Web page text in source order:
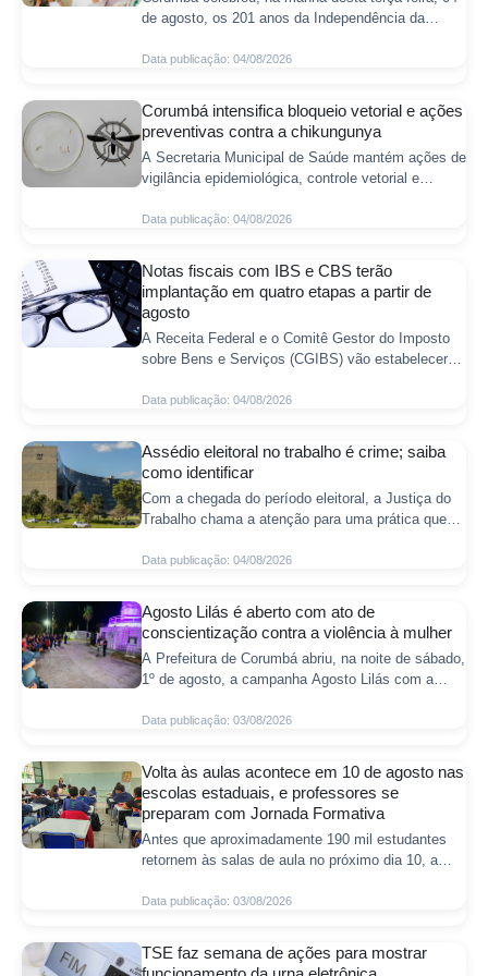
de agosto, os 201 anos da Independência da
Convenções. O evento reuniu autoridades
Data publicação: 04/08/2026
Corumbá intensifica bloqueio vetorial e ações
preventivas contra a chikungunya
A Secretaria Municipal de Saúde mantém ações de
vigilância epidemiológica, controle vetorial e
chikungunya em Corumbá. As equipes seguem mo
Data publicação: 04/08/2026
Notas fiscais com IBS e CBS terão
implantação em quatro etapas a partir de
agosto
A Receita Federal e o Comitê Gestor do Imposto
sobre Bens e Serviços (CGIBS) vão estabelecer
do destaque das alíquotas da Contribuiç
Data publicação: 04/08/2026
Assédio eleitoral no trabalho é crime; saiba
como identificar
Com a chegada do período eleitoral, a Justiça do
Trabalho chama a atenção para uma prática que
seu candidato e no exercício do
Data publicação: 04/08/2026
Agosto Lilás é aberto com ato de
conscientização contra a violência à mulher
A Prefeitura de Corumbá abriu, na noite de sábado,
1º de agosto, a campanha Agosto Lilás com a
na cor lilás. O ato marcou o início da
Data publicação: 03/08/2026
Volta às aulas acontece em 10 de agosto nas
escolas estaduais, e professores se
preparam com Jornada Formativa
Antes que aproximadamente 190 mil estudantes
retornem às salas de aula no próximo dia 10, a
inicia na próxima segunda-feira (3) a Jorn
Data publicação: 03/08/2026
TSE faz semana de ações para mostrar